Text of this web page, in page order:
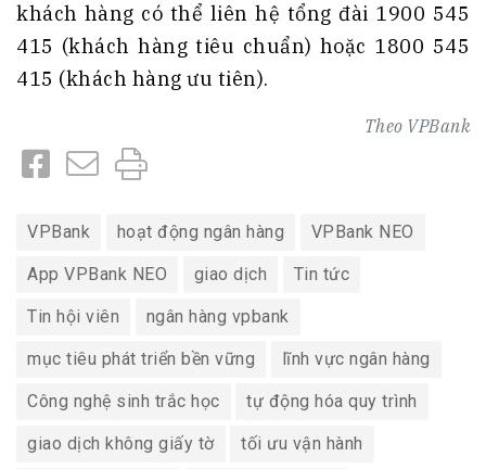
khách hàng có thể liên hệ tổng đài 1900 545
415 (khách hàng tiêu chuẩn) hoặc 1800 545
415 (khách hàng ưu tiên).
Theo VPBank
VPBank hoạt động ngân hàng VPBank NEO
App VPBank NEO giao dịch Tin tức
Tin hội viên ngân hàng vpbank
mục tiêu phát triển bền vững lĩnh vực ngân hàng
Công nghệ sinh trắc học tự động hóa quy trình
giao dịch không giấy tờ tối ưu vận hành